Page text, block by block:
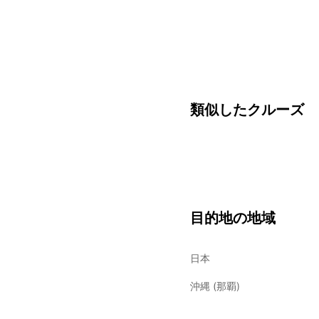
類似したクルーズ
目的地の地域
日本
沖縄 (那覇)